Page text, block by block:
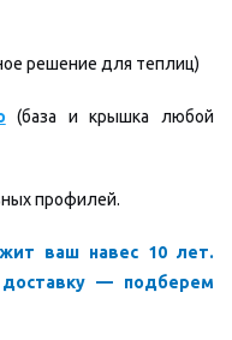
решение для теплиц)
(база и крышка любой
профилей.
ваш навес 10 лет.
— подберем